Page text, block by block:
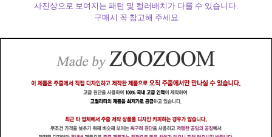
사진상으로 보여지는 패턴 및 컬러배치가 다를 수 있습니다.
구매시 꼭 참고해 주세요